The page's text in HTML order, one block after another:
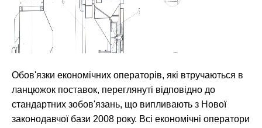
Обов'язки економічних операторів, які втручаються в
ланцюжок поставок, переглянуті відповідно до
стандартних зобов'язань, що випливають з Нової
законодавчої бази 2008 року. Всі економічні оператори